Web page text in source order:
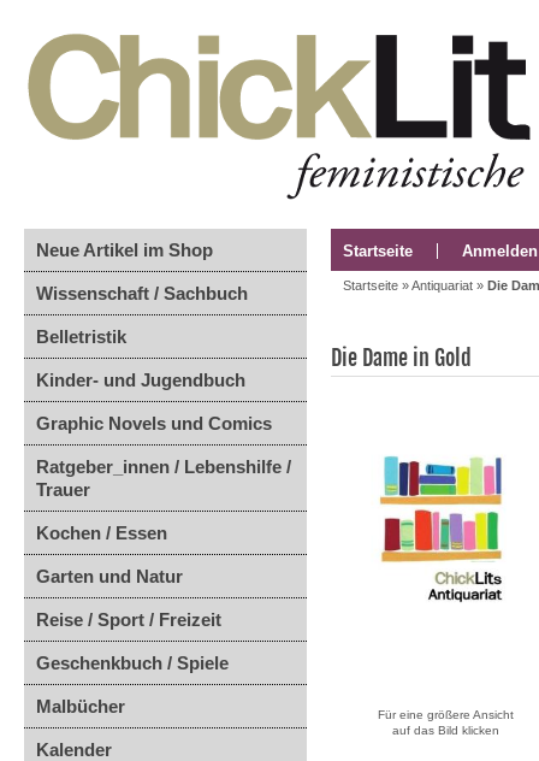
Neue Artikel im Shop
Wissenschaft / Sachbuch
Belletristik
Kinder- und Jugendbuch
Graphic Novels und Comics
Ratgeber_innen / Lebenshilfe /
Trauer
Kochen / Essen
Garten und Natur
Reise / Sport / Freizeit
Geschenkbuch / Spiele
Malbücher
Kalender
Startseite Anmelden
Startseite »Antiquariat » Die
Die Dame in Gold
Für eine größere Ansicht
auf das Bild klicken